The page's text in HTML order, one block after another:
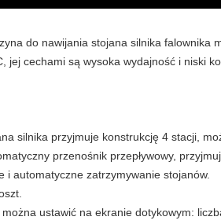
do nawijania stojana silnika
jej cechami są wysoka wydajność i niski
silnika przyjmuje konstrukcję 4 stacji,
przenośnik przepływowy,
i automatyczne zatrzymywanie stojanów.
ustawić na ekranie dotykowym: